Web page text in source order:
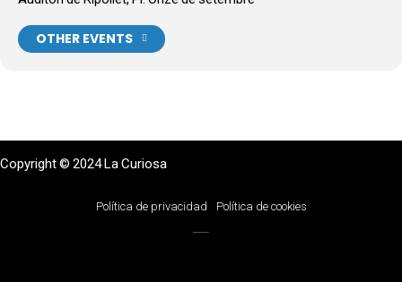
OTHER EVENTS
Copyright © 2024 La Curiosa
Política de privacidad Política de cookies